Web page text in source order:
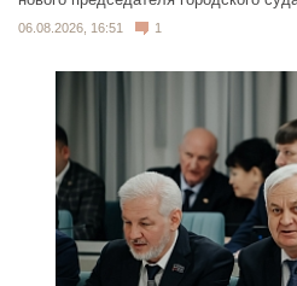
06.08.2026, 16:51 1